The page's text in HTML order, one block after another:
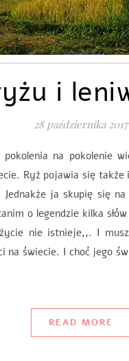
i
28 października 2017
na pokolenie
Ryż pojawia się
ja skupię się
o legendzie kilka
nie istnieje,,. I
na świecie. I choć jego
READ MORE